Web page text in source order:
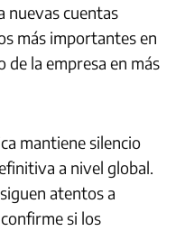
nuevas cuentas
más importantes en
de la empresa en más
mantiene silencio
a nivel global.
atentos a
si los